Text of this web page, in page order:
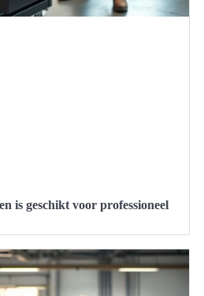
is geschikt voor professioneel